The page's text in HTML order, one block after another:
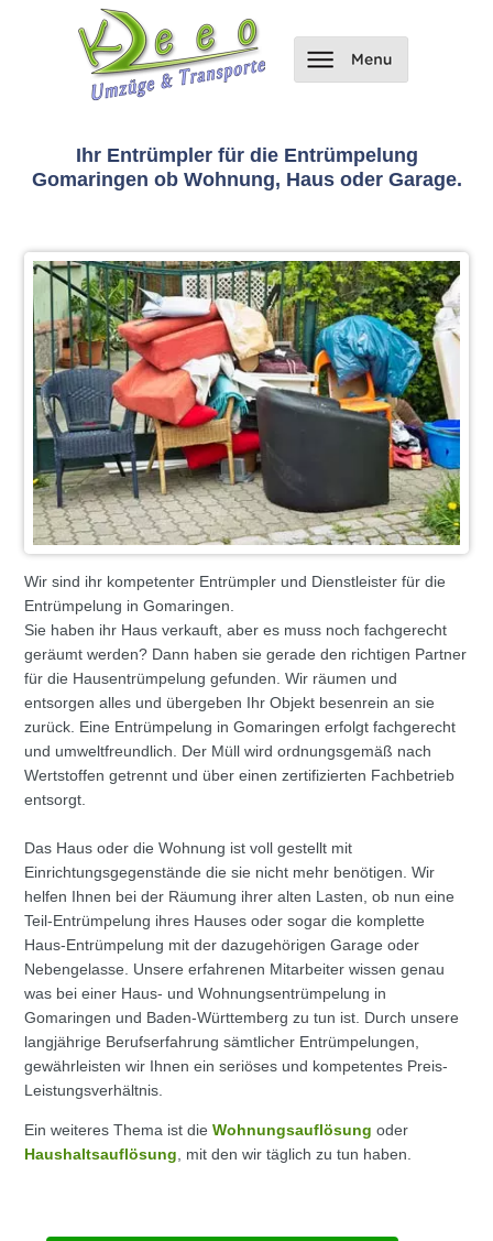
Ihr Entrümpler für die Entrümpelung
Gomaringen ob Wohnung, Haus oder Garage.
Wir sind ihr kompetenter Entrümpler und Dienstleister für die
Entrümpelung in Gomaringen.
Sie haben ihr Haus verkauft, aber es muss noch fachgerecht
geräumt werden? Dann haben sie gerade den richtigen Partner
für die Hausentrümpelung gefunden. Wir räumen und
entsorgen alles und übergeben Ihr Objekt besenrein an sie
zurück. Eine Entrümpelung in Gomaringen erfolgt fachgerecht
und umweltfreundlich. Der Müll wird ordnungsgemäß nach
Wertstoffen getrennt und über einen zertifizierten Fachbetrieb
entsorgt.
Das Haus oder die Wohnung ist voll gestellt mit
Einrichtungsgegenstände die sie nicht mehr benötigen. Wir
helfen Ihnen bei der Räumung ihrer alten Lasten, ob nun eine
Teil-Entrümpelung ihres Hauses oder sogar die komplette
Haus-Entrümpelung mit der dazugehörigen Garage oder
Nebengelasse. Unsere erfahrenen Mitarbeiter wissen genau
was bei einer Haus- und Wohnungsentrümpelung in
Gomaringen und Baden-Württemberg zu tun ist. Durch unsere
langjährige Berufserfahrung sämtlicher Entrümpelungen,
gewährleisten wir Ihnen ein seriöses und kompetentes Preis-
Leistungsverhältnis.
Ein weiteres Thema ist dieWohnungsauflösung oder
Haushaltsauflösung, mit den wir täglich zu tun haben.